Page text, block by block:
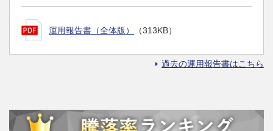
運用報告書（全体版） （313KB）
過去の運用報告書はこちら